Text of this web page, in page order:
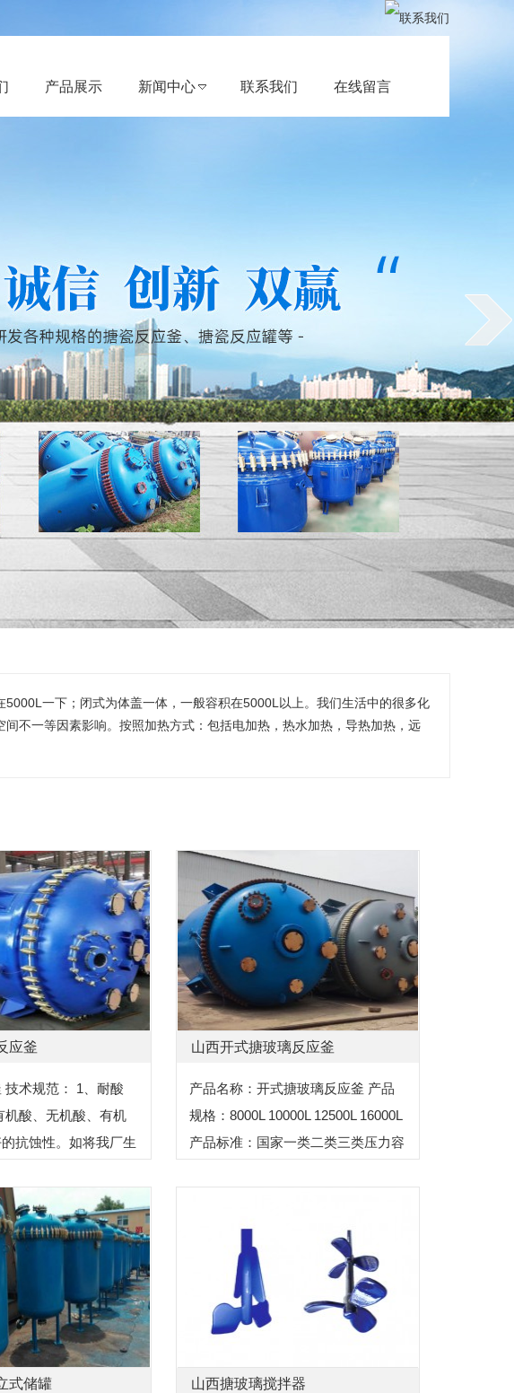
产品展示 新闻中心 联系我们 在线留言
一下；闭式为体盖一体，一般容积在5000L以上。我们生活中的很多化
不一等因素影响。按照加热方式：包括电加热，热水加热，导热加热，远
应釜
技术规范： 1、耐酸
机酸、无机酸、有机
抗蚀性。如将我厂生
速率为0.9lg/m...
山西开式搪玻璃反应釜
产品名称：开式搪玻璃反应釜 产品
规格：8000L 10000L 12500L 16000L
产品标准：国家一类二类三类压力容
式储罐 山西搪玻璃搅拌器